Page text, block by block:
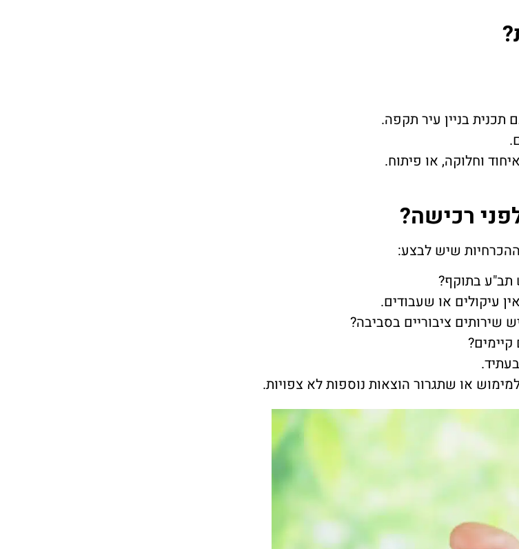
בניין עיר תקפה.
וחלוקה, או פיתוח.
רכישה?
שיש לבצע:
בתוקף?
עיקולים או שעבודים.
ציבוריים בסביבה?
או שתגרור הוצאות נוספות לא צפויות.